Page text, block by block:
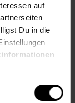
auf
Du in die
Weinwelt